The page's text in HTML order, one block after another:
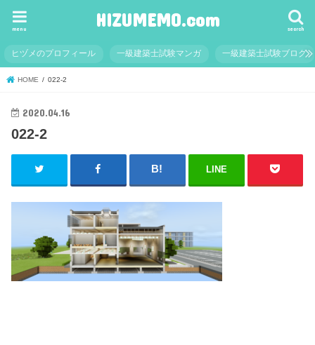
HIZUMEMO.com search
menu
ヒヅメのプロフィール 一級建築士試験マンガ 一級建築士試験ブログ
HOME 022-2
2020.04.16
022-2
LINE